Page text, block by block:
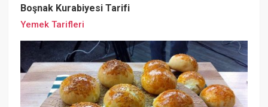
Boşnak Kurabiyesi Tarifi
Yemek Tarifleri